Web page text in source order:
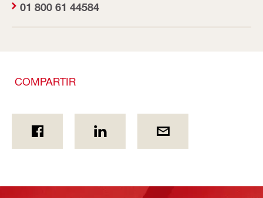
01 800 61 44584
COMPARTIR